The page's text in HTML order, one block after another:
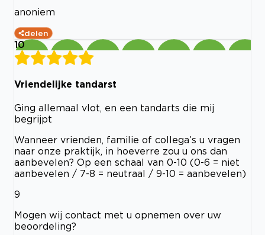
anoniem
delen
10
Vriendelijke tandarst
Ging allemaal vlot, en een tandarts die mij
begrijpt
Wanneer vrienden, familie of collega’s u vragen
naar onze praktijk, in hoeverre zou u ons dan
aanbevelen? Op een schaal van 0-10 (0-6 = niet
aanbevelen / 7-8 = neutraal / 9-10 = aanbevelen)
9
Mogen wij contact met u opnemen over uw
beoordeling?